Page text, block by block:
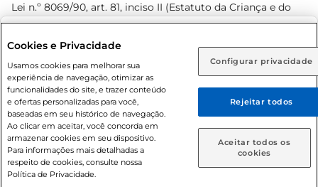
Rio de Janeiro (RJ) Goiás (GO)
Ou
Caso queira comprar online, informe como deseja receber
suas compras:
Entrega em casa Retire em Loja
Lei n.º 8069/90, art. 81, inciso II (Estatuto da Criança e do
Adolescente). Preços e condições exclusivos para o
prévio. O valor mínimo para as compras on-line é de R$
80,00.
© 2026 Copyright. Todos os direitos
reservados Prezunic.
Cookies e Privacidade
Usamos cookies para melhorar sua
experiência de navegação, otimizar as
funcionalidades do site, e trazer conteúdo
e ofertas personalizadas para você,
baseadas em seu histórico de navegação.
Ao clicar em aceitar, você concorda em
armazenar cookies em seu dispositivo.
Para informações mais detalhadas a
respeito de cookies, consulte nossa
Política de Privacidade.
Configurar privacidade
Rejeitar todos
Aceitar todos os
cookies